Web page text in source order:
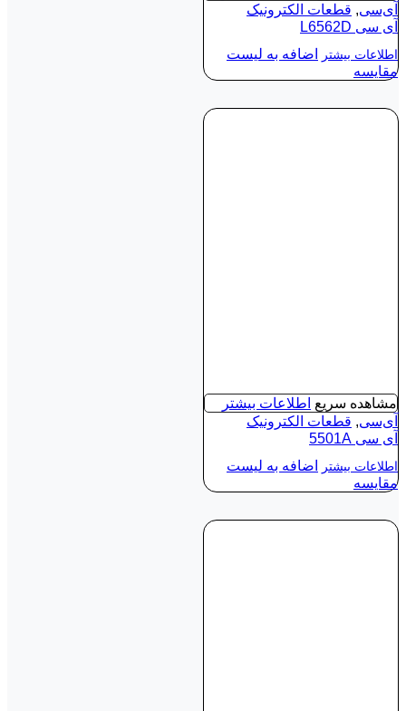
آی‌سی, قطعات الکترونیک
آی‌ سی L6562D
اطلاعات بیشتر
اضافه به لیست
مقایسه
مشاهده سریع اطلاعات بیشتر
آی‌سی, قطعات الکترونیک
آی‌ سی 5501A
اطلاعات بیشتر
اضافه به لیست
مقایسه